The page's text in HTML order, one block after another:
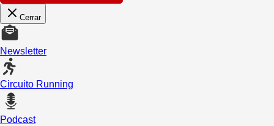
Cerrar
Newsletter
Circuito Running
Podcast